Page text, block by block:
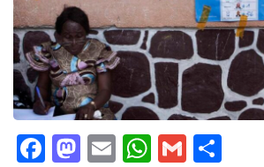
Facebook
Mastodon
EmailWhatsApp
Gmail